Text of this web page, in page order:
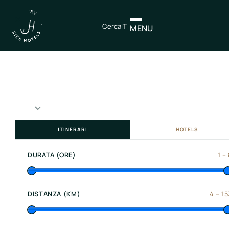
MENU
CercaIT
IT
EN
Nord
Italia
Centro
Italia
Sud
Italy
ITINERARI HOTELS
DURATA (ORE) 1 –
DISTANZA (KM) 4 –